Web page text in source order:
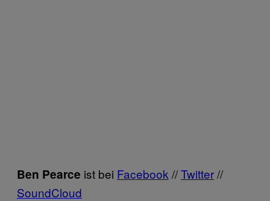
Ben Pearce ist bei Facebook //Twitter//
SoundCloud